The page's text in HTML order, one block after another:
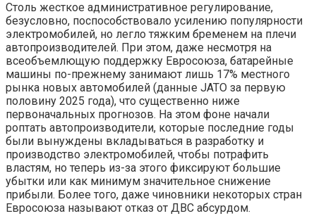
Столь жесткое административное регулирование,
безусловно, поспособствовало усилению популярности
электромобилей, но легло тяжким бременем на плечи
автопроизводителей. При этом, даже несмотря на
всеобъемлющую поддержку Евросоюза, батарейные
машины по-прежнему занимают лишь 17% местного
рынка новых автомобилей (данные JATO за первую
половину 2025 года), что существенно ниже
первоначальных прогнозов. На этом фоне начали
роптать автопроизводители, которые последние годы
были вынуждены вкладываться в разработку и
производство электромобилей, чтобы потрафить
властям, но теперь из-за этого фиксируют большие
убытки или как минимум значительное снижение
прибыли. Более того, даже чиновники некоторых стран
Евросоюза называют отказ от ДВС абсурдом.